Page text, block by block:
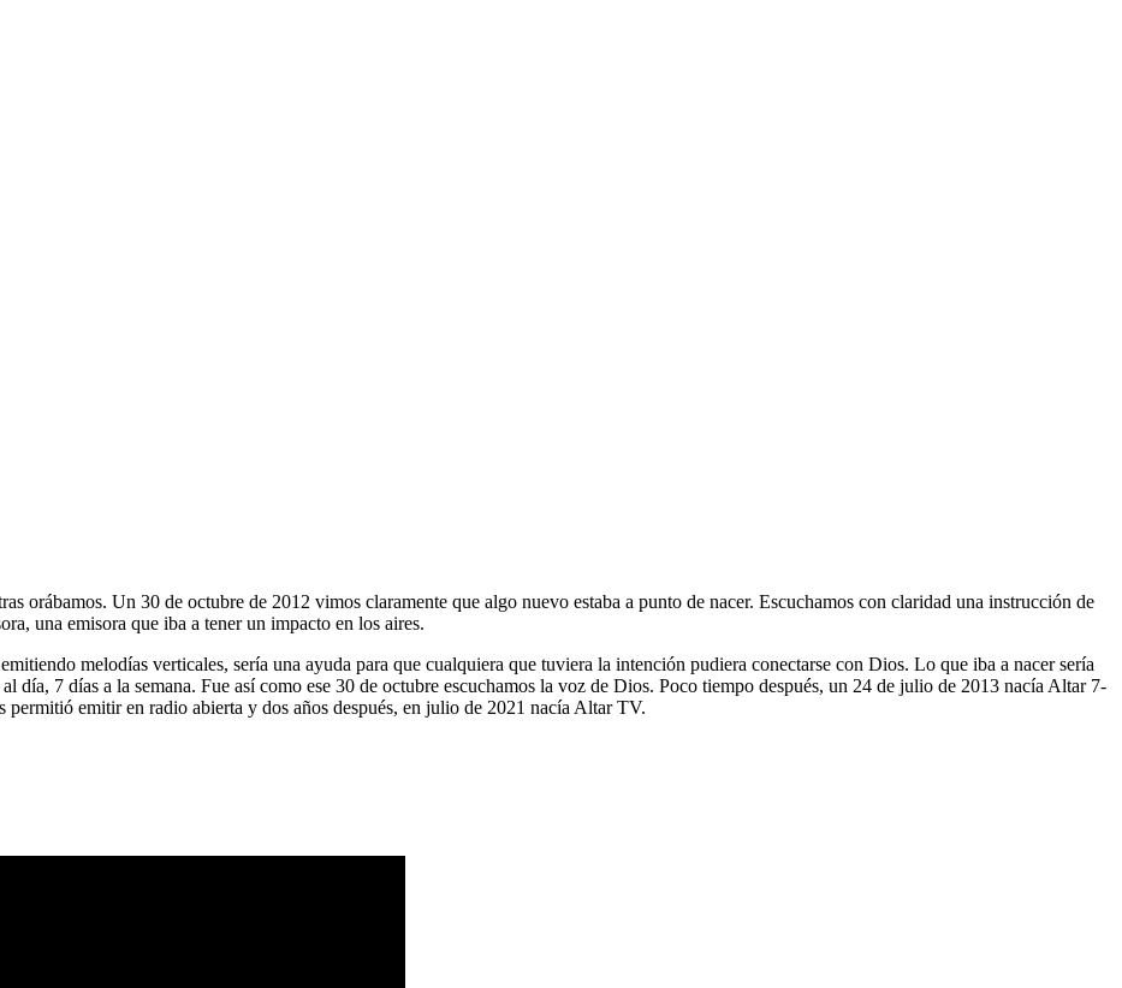
orábamos. Un 30 de octubre de 2012 vimos claramente que algo nuevo estaba a punto de nacer. Escuchamos con claridad una instrucción de
una emisora que iba a tener un impacto en los aires.
melodías verticales, sería una ayuda para que cualquiera que tuviera la intención pudiera conectarse con Dios. Lo que iba a nacer sería
día, 7 días a la semana. Fue así como ese 30 de octubre escuchamos la voz de Dios. Poco tiempo después, un 24 de julio de 2013 nacía Altar 7-
emitir en radio abierta y dos años después, en julio de 2021 nacía Altar TV.